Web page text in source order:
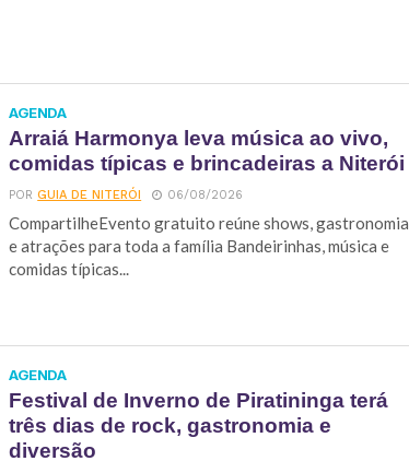
AGENDA
Arraiá Harmonya leva música ao vivo,
comidas típicas e brincadeiras a Niterói
PORGUIA DE NITERÓI 06/08/2026
CompartilheEvento gratuito reúne shows, gastronomia
e atrações para toda a família Bandeirinhas, música e
comidas típicas...
AGENDA
Festival de Inverno de Piratininga terá
três dias de rock, gastronomia e
diversão